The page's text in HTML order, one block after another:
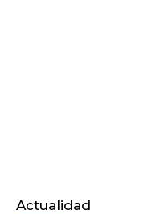
Actualidad